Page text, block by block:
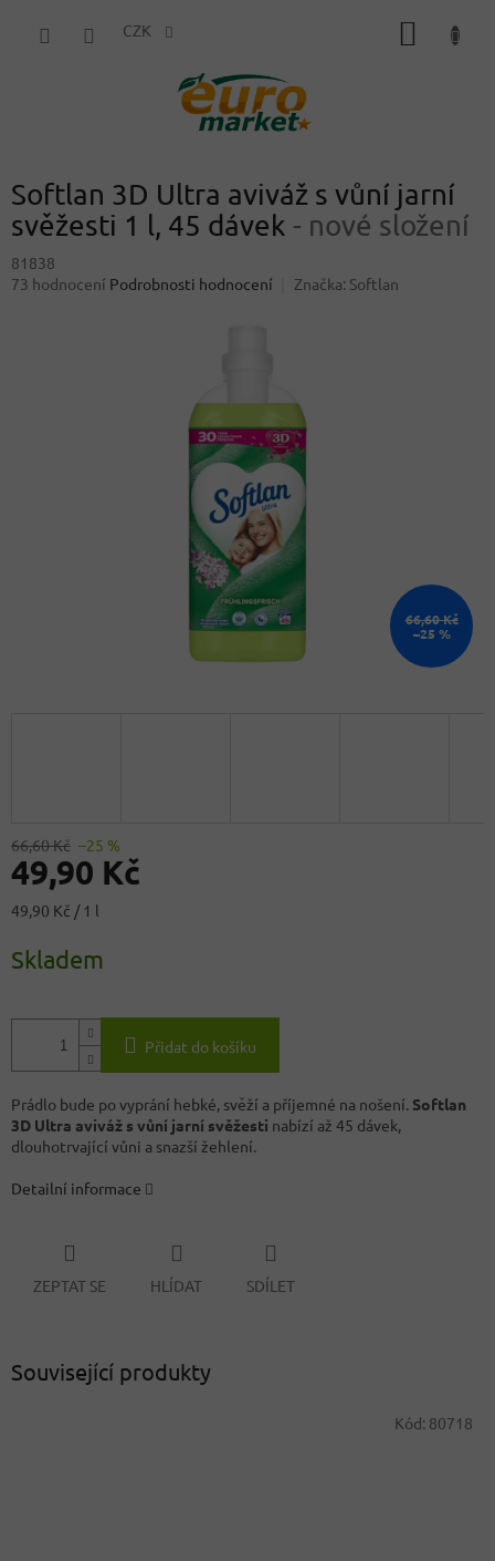
CZK
Softlan 3D Ultra aviváž s vůní jarní
svěžesti 1 l, 45 dávek - nové složení
81838
Průměrné
73 hodnocení Podrobnosti hodnocení Značka: Softlan
66,60 Kč
–25 %
66,60 Kč –25 %
49,90 Kč
Měrná
49,90 Kč / 1 l
Skladem
Přidat do košíku
Prádlo bude po vyprání hebké, svěží a příjemné na nošení. Softlan
3D Ultra aviváž s vůní jarní svěžesti nabízí až 45 dávek,
dlouhotrvající vůni a snazší žehlení.
Detailní informace
ZEPTAT SE HLÍDAT SDÍLET
Související produkty
Kód: 80718